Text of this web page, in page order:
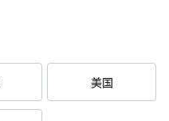
美国